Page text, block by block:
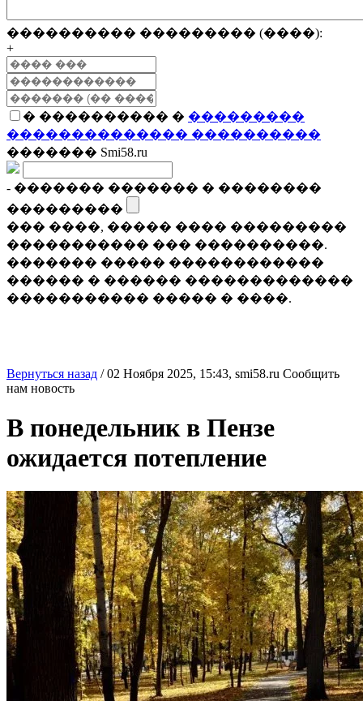
���������� ��������� (����):
+
� ���������� � ���������
�������������� ����������
������� Smi58.ru
- ������� ������� � ��������
���������
��� ����, ����� ���� ���������
����������� ��� ����������.
������� ����� ������������
������ � ������ �������������
����������� ����� � ����.
Вернуться назад /02 Ноября 2025, 15:43, smi58.ru Сообщить
нам новость
В понедельник в Пензе
ожидается потепление